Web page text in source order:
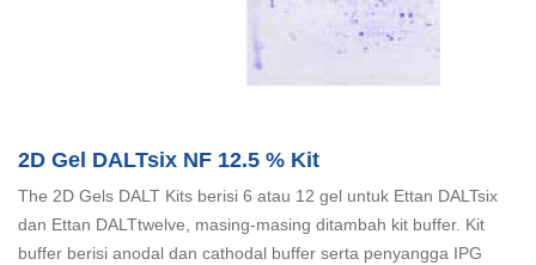
2D Gel DALTsix NF 12.5 % Kit
The 2D Gels DALT Kits berisi 6 atau 12 gel untuk Ettan DALTsix
dan Ettan DALTtwelve, masing-masing ditambah kit buffer. Kit
buffer berisi anodal dan cathodal buffer serta penyangga IPG